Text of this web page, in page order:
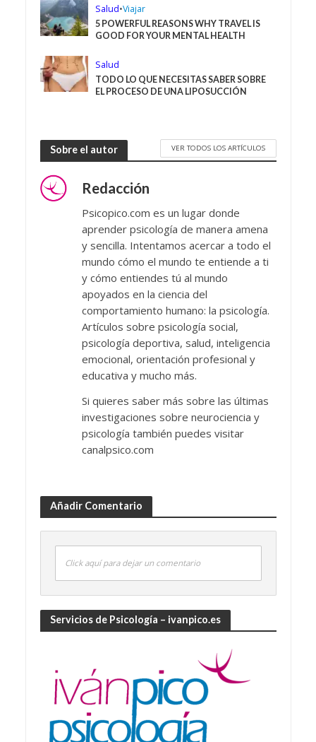
Salud•Viajar
5 POWERFUL REASONS WHY TRAVEL IS
GOOD FOR YOUR MENTAL HEALTH
Salud
TODO LO QUE NECESITAS SABER SOBRE
EL PROCESO DE UNA LIPOSUCCIÓN
Sobre el autor VER TODOS LOS ARTÍCULOS
Redacción
Psicopico.com es un lugar donde
aprender psicología de manera amena
y sencilla. Intentamos acercar a todo el
mundo cómo el mundo te entiende a ti
y cómo entiendes tú al mundo
apoyados en la ciencia del
comportamiento humano: la psicología.
Artículos sobre psicología social,
psicología deportiva, salud, inteligencia
emocional, orientación profesional y
educativa y mucho más.
Si quieres saber más sobre las últimas
investigaciones sobre neurociencia y
psicología también puedes visitar
canalpsico.com
Añadir Comentario
Click aquí para dejar un comentario
Servicios de Psicología – ivanpico.es